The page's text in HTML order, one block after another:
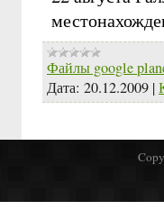
Файлы google
Дата: 20.12.2009 |